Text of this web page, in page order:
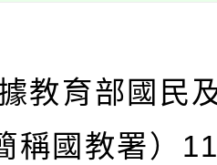
育部國民
稱國教署）